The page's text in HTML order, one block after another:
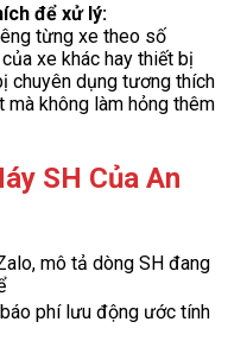
để xử lý:
từng xe theo số
xe khác hay thiết bị
chuyên dụng tương thích
không làm hỏng thêm
SH Của An
mô tả dòng SH đang
phí lưu động ước tính